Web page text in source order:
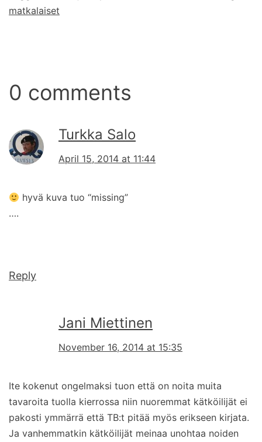
matkalaiset
0 comments
Turkka Salo
April 15, 2014 at 11:44
hyvä kuva tuo “missing”
….
Reply
Jani Miettinen
November 16, 2014 at 15:35
Ite kokenut ongelmaksi tuon että on noita muita
tavaroita tuolla kierrossa niin nuoremmat kätköilijät ei
pakosti ymmärrä että TB:t pitää myös erikseen kirjata.
Ja vanhemmatkin kätköilijät meinaa unohtaa noiden